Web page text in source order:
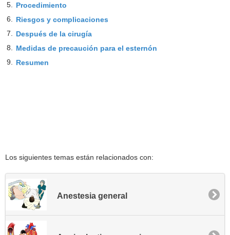
5. Procedimiento
6. Riesgos y complicaciones
7. Después de la cirugía
8. Medidas de precaución para el esternón
9. Resumen
Los siguientes temas están relacionados con:
Anestesia general